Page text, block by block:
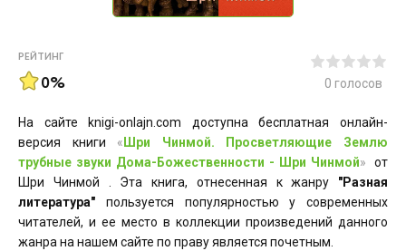
РЕЙТИНГ
0% 0 голосов
На сайте knigi-onlajn.com доступна бесплатная онлайн-
версия книги « Шри Чинмой. Просветляющие Землю
трубные звуки Дома-Божественности - Шри Чинмой»
от
Шри Чинмой . Эта книга, отнесенная к жанру "Разная
литература" пользуется популярностью у современных
читателей, и ее место в коллекции произведений данного
жанра на нашем сайте по праву является почетным.